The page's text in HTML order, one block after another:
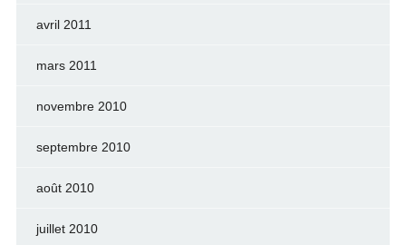
avril 2011
mars 2011
novembre 2010
septembre 2010
août 2010
juillet 2010